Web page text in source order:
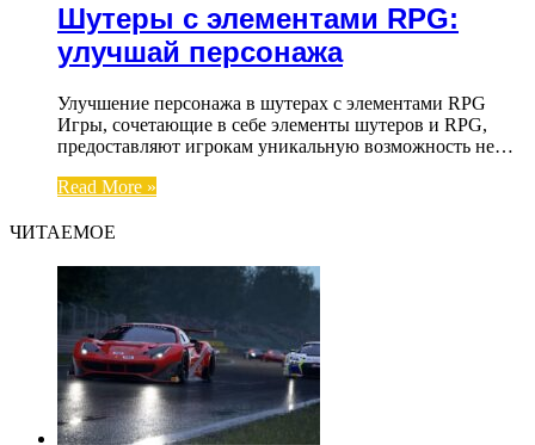
Шутеры с элементами RPG:
улучшай персонажа
Улучшение персонажа в шутерах с элементами RPG
Игры, сочетающие в себе элементы шутеров и RPG,
предоставляют игрокам уникальную возможность не…
Read More »
ЧИТАЕМОЕ